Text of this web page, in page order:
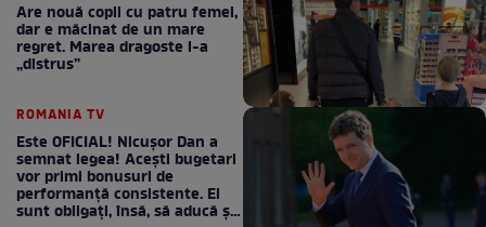
Are nouă copii cu patru femei,
dar e măcinat de un mare
regret. Marea dragoste l-a
„distrus”
ROMANIA TV
Este OFICIAL! Nicușor Dan a
semnat legea! Acești bugetari
vor primi bonusuri de
performanță consistente. Ei
sunt obligați, însă, să aducă și